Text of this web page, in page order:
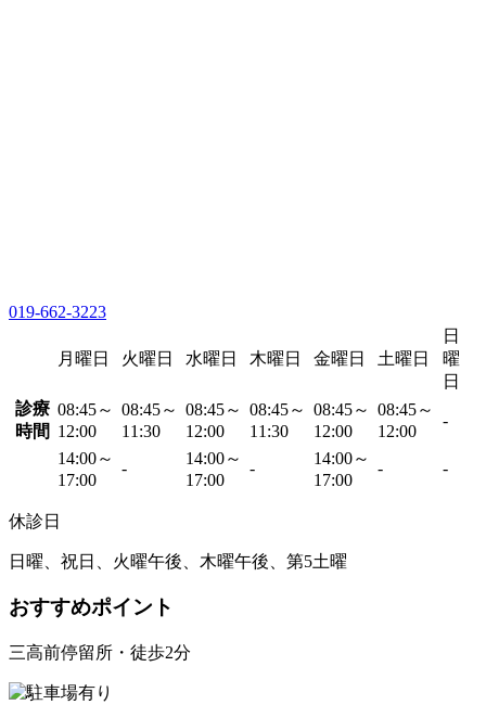
019-662-3223
月曜日 火曜日 水曜日 木曜日 金曜日 土曜日
日
曜
日
診療
時間
08:45～
12:00
08:45～
11:30
08:45～
12:00
08:45～
11:30
08:45～
12:00
08:45～
12:00
-
14:00～
17:00
-
14:00～
17:00
-
14:00～
17:00
- -
休診日
日曜、祝日、火曜午後、木曜午後、第5土曜
おすすめポイント
三高前停留所・徒歩2分